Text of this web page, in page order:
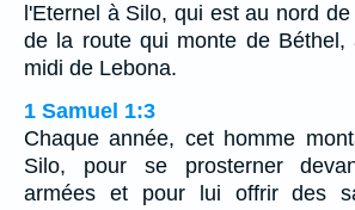
l'Eternel à Silo, qui est au nord
de la route qui monte de Béthel,
midi de Lebona.
1 Samuel 1:3
Chaque année, cet homme
Silo, pour se prosterner
armées et pour lui offrir des